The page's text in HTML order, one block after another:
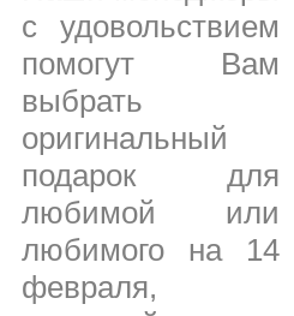
с удовольствием
помогут Вам
выбрать
оригинальный
подарок для
любимой или
любимого на 14
февраля,